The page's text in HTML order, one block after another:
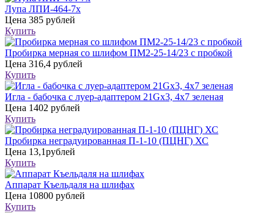
Лупа ЛПИ-464-7х
Цена 385 рублей
Купить
Пробирка мерная со шлифом ПМ2-25-14/23 с пробкой
Цена 316,4 рублей
Купить
Игла - бабочка с луер-адаптером 21Gх3, 4х7 зеленая
Цена 1402 рублей
Купить
Пробирка неградуированная П-1-10 (ПЦНГ) ХС
Цена 13,1рублей
Купить
Аппарат Къельдаля на шлифах
Цена 10800 рублей
Купить